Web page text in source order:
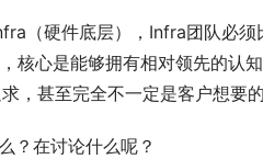
（硬件底层），Infra团队必须
核心是能够拥有相对领先的认知
，甚至完全不一定是客户想要的
？在讨论什么呢？